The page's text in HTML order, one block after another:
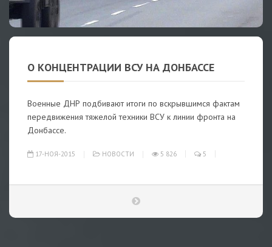
О КОНЦЕНТРАЦИИ ВСУ НА ДОНБАССЕ
Военные ДНР подбивают итоги по вскрывшимся фактам
передвижения тяжелой техники ВСУ к линии фронта на
Донбассе.
17-НОЯ-2015 НОВОСТИ 5 826 5